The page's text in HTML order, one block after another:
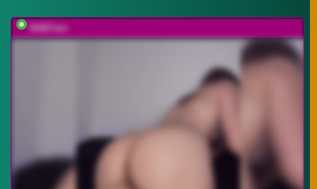
BABYam